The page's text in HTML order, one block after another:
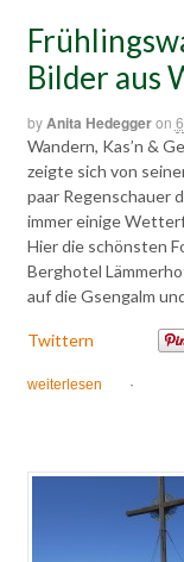
Bilder aus
byAnita Hedeggeron
Wandern, Kas’n &
zeigte sich von
paar Regenschauer
immer einige
Hier die schönsten
Berghotel
auf die Gsengalm
Twittern
weiterlesen ·